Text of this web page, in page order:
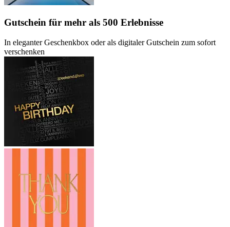
Gutschein für mehr als 500 Erlebnisse
In eleganter Geschenkbox oder als digitaler Gutschein zum sofort
verschenken